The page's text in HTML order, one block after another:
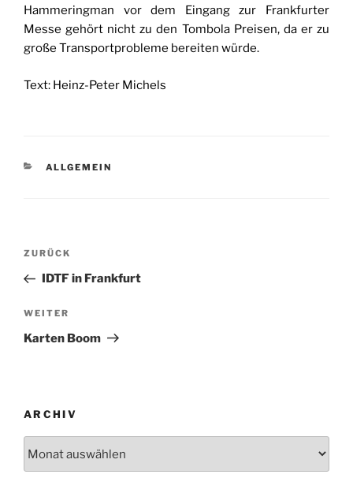
Hammeringman vor dem Eingang zur Frankfurter
Messe gehört nicht zu den Tombola Preisen, da er zu
große Transportprobleme bereiten würde.
Text: Heinz-Peter Michels
KATEGORIEN
ALLGEMEIN
Beitragsnavigation
Vorheriger
Beitrag
ZURÜCK
IDTF in Frankfurt
Nächster
Beitrag
WEITER
Karten Boom
ARCHIV